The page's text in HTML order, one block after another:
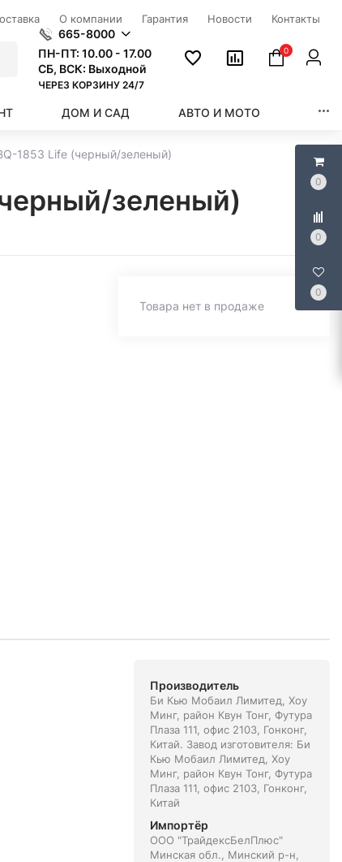
0
0
0
О компании Гарантия Новости Контакты
665-8000
ПН-ПТ: 10.00 - 17.00
СБ, ВСК: Выходной
ЧЕРЕЗ КОРЗИНУ 24/7
0
ДОМ И САД АВТО И МОТО
1853 Life (черный/зеленый)
зеленый)
Товара нет в продаже
Производитель
Би Кью Мобаил Лимитед, Хоу
Минг, район Квун Тонг, Футура
Плаза 111, офис 2103, Гонконг,
Китай. Завод изготовителя: Би
Кью Мобаил Лимитед, Хоу
Минг, район Квун Тонг, Футура
Плаза 111, офис 2103, Гонконг,
Китай
Импортёр
ООО "ТрайдексБелПлюс"
Минская обл., Минский р-н,